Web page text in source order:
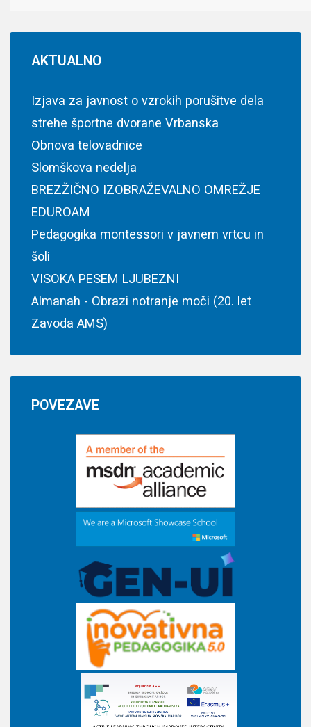
AKTUALNO
Izjava za javnost o vzrokih porušitve dela
strehe športne dvorane Vrbanska
Obnova telovadnice
Slomškova nedelja
BREZŽIČNO IZOBRAŽEVALNO OMREŽJE
EDUROAM
Pedagogika montessori v javnem vrtcu in
šoli
VISOKA PESEM LJUBEZNI
Almanah - Obrazi notranje moči (20. let
Zavoda AMS)
POVEZAVE